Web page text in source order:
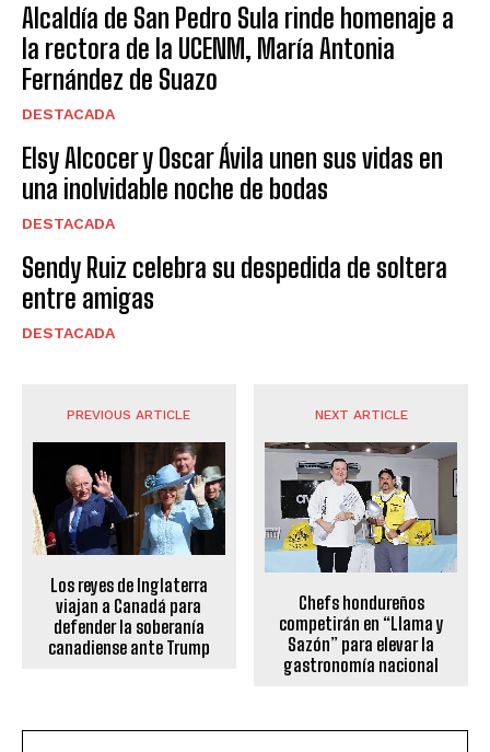
Alcaldía de San Pedro Sula rinde homenaje a
la rectora de la UCENM, María Antonia
Fernández de Suazo
DESTACADA
Elsy Alcocer y Oscar Ávila unen sus vidas en
una inolvidable noche de bodas
DESTACADA
Sendy Ruiz celebra su despedida de soltera
entre amigas
DESTACADA
PREVIOUS ARTICLE
Los reyes de Inglaterra
viajan a Canadá para
defender la soberanía
canadiense ante Trump
NEXT ARTICLE
Chefs hondureños
competirán en “Llama y
Sazón” para elevar la
gastronomía nacional